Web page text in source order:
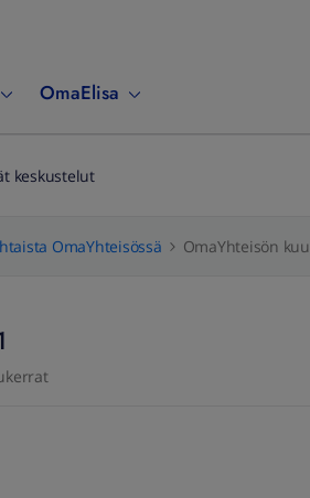
OmaElisa
keskustelut
OmaYhteisössä OmaYhteisön